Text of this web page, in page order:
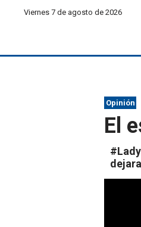
Viernes 7 de agosto de 2026
Opinión
El